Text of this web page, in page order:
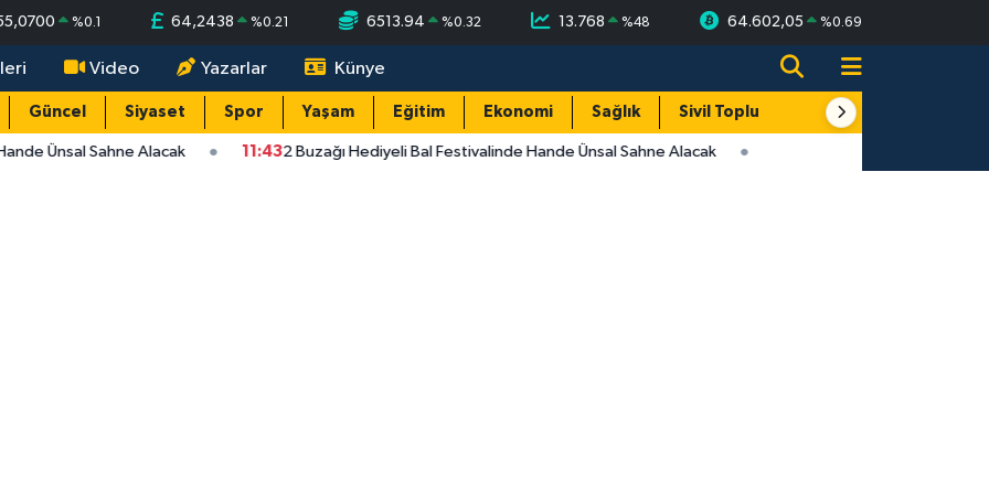
%0.1 64,2438 %0.21 6513.94 %0.32 13.768 %48 64.602,05 %0.69
Video Yazarlar Künye
Güncel Siyaset Spor Yaşam Eğitim Ekonomi Sağlık Sivil Toplum Turizm
Ünsal Sahne Alacak 11:432 Buzağı Hediyeli Bal Festivalinde Hande Ünsal Sahne Alacak